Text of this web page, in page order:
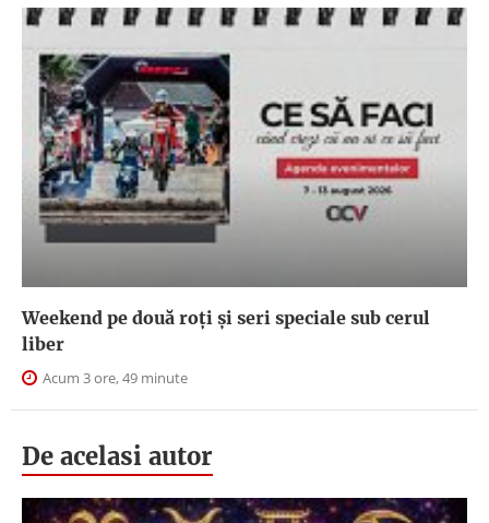
Weekend pe două roți și seri speciale sub cerul
liber
Acum 3 ore, 49 minute
De acelasi autor